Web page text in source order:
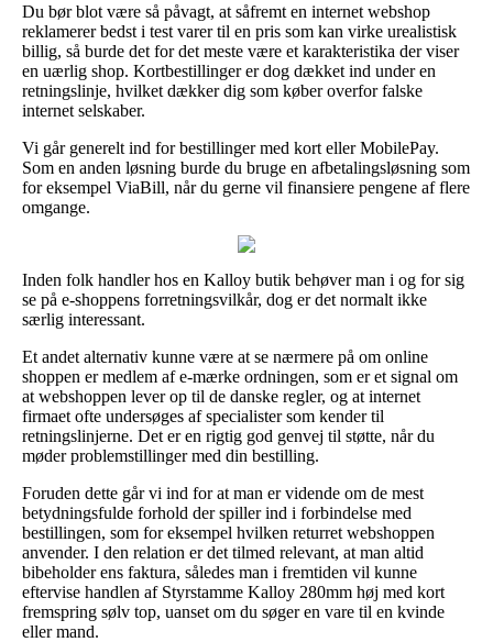
Du bør blot være så påvagt, at såfremt en internet webshop
reklamerer bedst i test varer til en pris som kan virke urealistisk
billig, så burde det for det meste være et karakteristika der viser
en uærlig shop. Kortbestillinger er dog dækket ind under en
retningslinje, hvilket dækker dig som køber overfor falske
internet selskaber.
Vi går generelt ind for bestillinger med kort eller MobilePay.
Som en anden løsning burde du bruge en afbetalingsløsning som
for eksempel ViaBill, når du gerne vil finansiere pengene af flere
omgange.
Inden folk handler hos en Kalloy butik behøver man i og for sig
se på e-shoppens forretningsvilkår, dog er det normalt ikke
særlig interessant.
Et andet alternativ kunne være at se nærmere på om online
shoppen er medlem af e-mærke ordningen, som er et signal om
at webshoppen lever op til de danske regler, og at internet
firmaet ofte undersøges af specialister som kender til
retningslinjerne. Det er en rigtig god genvej til støtte, når du
møder problemstillinger med din bestilling.
Foruden dette går vi ind for at man er vidende om de mest
betydningsfulde forhold der spiller ind i forbindelse med
bestillingen, som for eksempel hvilken returret webshoppen
anvender. I den relation er det tilmed relevant, at man altid
bibeholder ens faktura, således man i fremtiden vil kunne
eftervise handlen af Styrstamme Kalloy 280mm høj med kort
fremspring sølv top, uanset om du søger en vare til en kvinde
eller mand.